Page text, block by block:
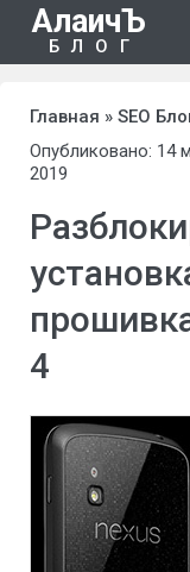
АлаичЪ
БЛОГ
Главная » SEO
Опубликовано: 14
2019
4